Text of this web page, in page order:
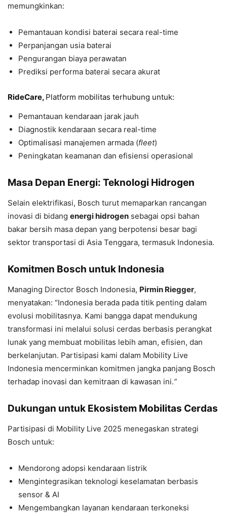
memungkinkan:
Pemantauan kondisi baterai secara real-time
Perpanjangan usia baterai
Pengurangan biaya perawatan
Prediksi performa baterai secara akurat
RideCare, Platform mobilitas terhubung untuk:
Pemantauan kendaraan jarak jauh
Diagnostik kendaraan secara real-time
Optimalisasi manajemen armada (fleet)
Peningkatan keamanan dan efisiensi operasional
Masa Depan Energi: Teknologi Hidrogen
Selain elektrifikasi, Bosch turut memaparkan rancangan
inovasi di bidang energi hidrogen sebagai opsi bahan
bakar bersih masa depan yang berpotensi besar bagi
sektor transportasi di Asia Tenggara, termasuk Indonesia.
Komitmen Bosch untuk Indonesia
Managing Director Bosch Indonesia, Pirmin Riegger,
menyatakan: “Indonesia berada pada titik penting dalam
evolusi mobilitasnya. Kami bangga dapat mendukung
transformasi ini melalui solusi cerdas berbasis perangkat
lunak yang membuat mobilitas lebih aman, efisien, dan
berkelanjutan. Partisipasi kami dalam Mobility Live
Indonesia mencerminkan komitmen jangka panjang Bosch
terhadap inovasi dan kemitraan di kawasan ini.”
Dukungan untuk Ekosistem Mobilitas Cerdas
Partisipasi di Mobility Live 2025 menegaskan strategi
Bosch untuk:
Mendorong adopsi kendaraan listrik
Mengintegrasikan teknologi keselamatan berbasis
sensor & AI
Mengembangkan layanan kendaraan terkoneksi